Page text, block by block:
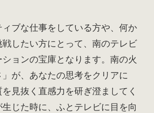
ブな仕事をしている方や、何か
したい方にとって、南のテレビ
ョンの宝庫となります。南の火
が、あなたの思考をクリアに
見抜く直感力を研ぎ澄ましてく
じた時に、ふとテレビに目を向